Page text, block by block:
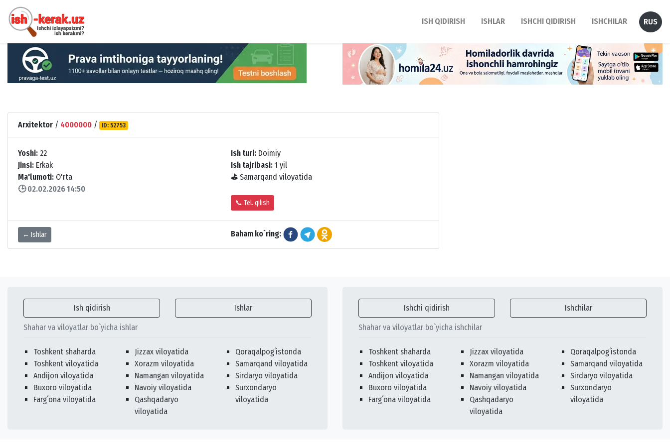
ISH QIDIRISH ISHLAR ISHCHI QIDIRISH ISHCHILAR RUS
Arxitektor / 4000000 / ID: 52753
Yoshi: 22
Jinsi: Erkak
Ma'lumoti: O'rta
🕒 02.02.2026 14:50
Ish turi: Doimiy
Ish tajribasi: 1 yil
⛳ Samarqand viloyatida
📞 Tel. qilish
← Ishlar Baham ko`ring:
Ish qidirish Ishlar
Shahar va viloyatlar bo`yicha ishlar
Toshkent shaharda
Toshkent viloyatida
Andijon viloyatida
Buxoro viloyatida
Fargʻona viloyatida
Jizzax viloyatida
Xorazm viloyatida
Namangan viloyatida
Navoiy viloyatida
Qashqadaryo
viloyatida
Qoraqalpogʻistonda
Samarqand viloyatida
Sirdaryo viloyatida
Surxondaryo
viloyatida
Ishchi qidirish Ishchilar
Shahar va viloyatlar bo`yicha ishchilar
Toshkent shaharda
Toshkent viloyatida
Andijon viloyatida
Buxoro viloyatida
Fargʻona viloyatida
Jizzax viloyatida
Xorazm viloyatida
Namangan viloyatida
Navoiy viloyatida
Qashqadaryo
viloyatida
Qoraqalpogʻistonda
Samarqand viloyatida
Sirdaryo viloyatida
Surxondaryo
viloyatida